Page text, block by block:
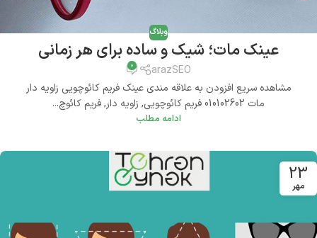
وبلاگ
عینک مات؛ شیک و ساده برای هر زمانی
arazSEO
0
مشاهده سریع افزودن به علاقه مندی عینک فریم کائوچویی زاویه دار
مات 010102602 فریم کائوچویی, زاویه دار, فریم کائوچ...
ادامه مطلب
23
مهر